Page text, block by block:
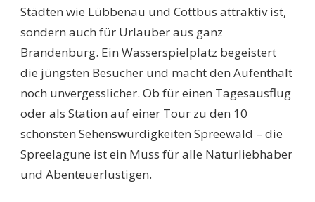
Städten wie Lübbenau und Cottbus attraktiv ist,
sondern auch für Urlauber aus ganz
Brandenburg. Ein Wasserspielplatz begeistert
die jüngsten Besucher und macht den Aufenthalt
noch unvergesslicher. Ob für einen Tagesausflug
oder als Station auf einer Tour zu den 10
schönsten Sehenswürdigkeiten Spreewald – die
Spreelagune ist ein Muss für alle Naturliebhaber
und Abenteuerlustigen.